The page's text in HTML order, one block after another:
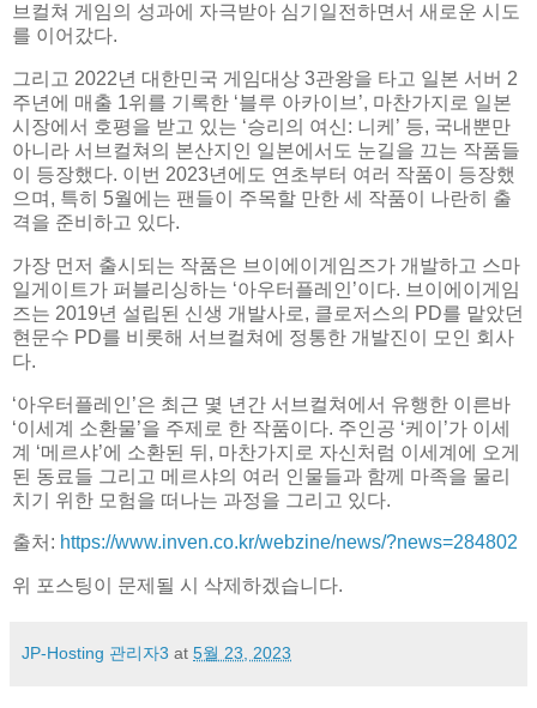
브컬쳐 게임의 성과에 자극받아 심기일전하면서 새로운 시도
를 이어갔다.
그리고 2022년 대한민국 게임대상 3관왕을 타고 일본 서버 2
주년에 매출 1위를 기록한 ‘블루 아카이브’, 마찬가지로 일본
시장에서 호평을 받고 있는 ‘승리의 여신: 니케’ 등, 국내뿐만
아니라 서브컬쳐의 본산지인 일본에서도 눈길을 끄는 작품들
이 등장했다. 이번 2023년에도 연초부터 여러 작품이 등장했
으며, 특히 5월에는 팬들이 주목할 만한 세 작품이 나란히 출
격을 준비하고 있다.
가장 먼저 출시되는 작품은 브이에이게임즈가 개발하고 스마
일게이트가 퍼블리싱하는 ‘아우터플레인’이다. 브이에이게임
즈는 2019년 설립된 신생 개발사로, 클로저스의 PD를 맡았던
현문수 PD를 비롯해 서브컬쳐에 정통한 개발진이 모인 회사
다.
‘아우터플레인’은 최근 몇 년간 서브컬쳐에서 유행한 이른바
‘이세계 소환물’을 주제로 한 작품이다. 주인공 ‘케이’가 이세
계 ‘메르샤’에 소환된 뒤, 마찬가지로 자신처럼 이세계에 오게
된 동료들 그리고 메르샤의 여러 인물들과 함께 마족을 물리
치기 위한 모험을 떠나는 과정을 그리고 있다.
출처: https://www.inven.co.kr/webzine/news/?news=284802
위 포스팅이 문제될 시 삭제하겠습니다.
JP-Hosting 관리자3 at 5월 23, 2023